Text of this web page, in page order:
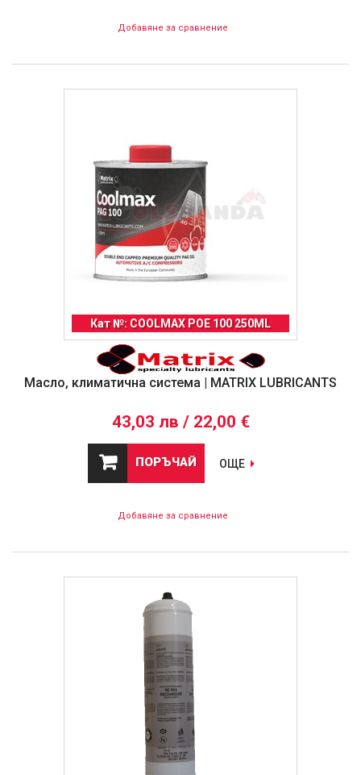
Добавяне за сравнение
Кат №: COOLMAX POE 100 250ML
Масло, климатична система | MATRIX LUBRICANTS
43,03 лв / 22,00 €
ПОРЪЧАЙ ОЩЕ
Добавяне за сравнение